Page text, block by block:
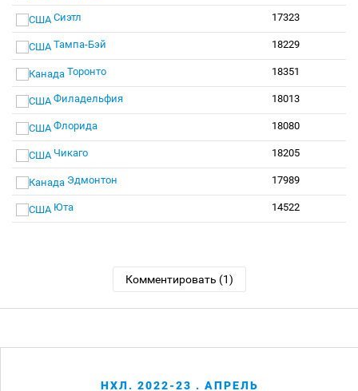
Сиэтл 17323
Тампа-Бэй 18229
Торонто 18351
Филадельфия 18013
Флорида 18080
Чикаго 18205
Эдмонтон 17989
Юта 14522
Комментировать (1)
НХЛ. 2022-23 . АПРЕЛЬ